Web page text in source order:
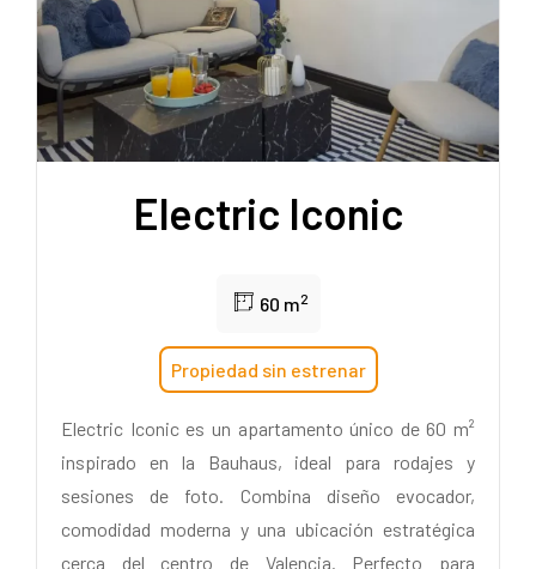
Electric Iconic
60 m2
Propiedad sin estrenar
Electric Iconic es un apartamento único de 60 m²
inspirado en la Bauhaus, ideal para rodajes y
sesiones de foto. Combina diseño evocador,
comodidad moderna y una ubicación estratégica
cerca del centro de Valencia. Perfecto para